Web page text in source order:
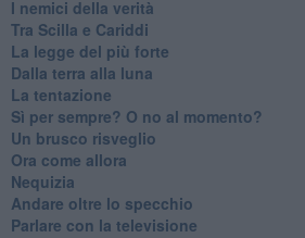
I nemici della verità
Tra Scilla e Cariddi
La legge del più forte
Dalla terra alla luna
La tentazione
​Sì per sempre? O no al momento?
Un brusco risveglio
Ora come allora
Nequizia
Andare oltre lo specchio
Parlare con la televisione